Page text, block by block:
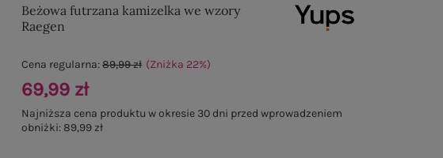
Beżowa futrzana kamizelka we wzory
Raegen
Cena regularna:89,99 zł (Zniżka 22%)
69,99 zł
Najniższa cena produktu w okresie 30 dni przed wprowadzeniem
obniżki: 89,99 zł